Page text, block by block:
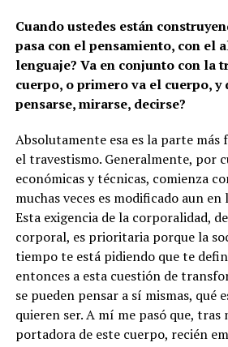
Cuando ustedes están
pasa con el pensamiento, con el
lenguaje? Va en conjunto con la
cuerpo, o primero va el cuerpo, y
pensarse, mirarse, decirse?
Absolutamente esa es la parte más
el travestismo. Generalmente, por
económicas y técnicas, comienza
muchas veces es modificado aun
Esta exigencia de la corporalidad,
corporal, es prioritaria porque la
tiempo te está pidiendo que te
entonces a esta cuestión de
se pueden pensar a sí mismas, qué
quieren ser. A mí me pasó que, tras
portadora de este cuerpo, recién